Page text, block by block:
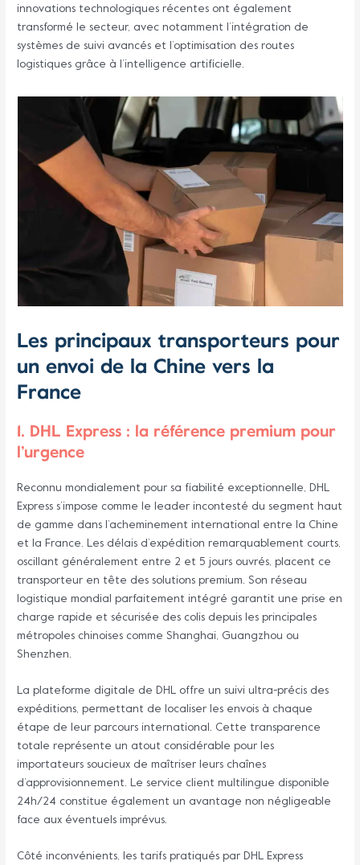
innovations technologiques récentes ont également
transformé le secteur, avec notamment l’intégration de
systèmes de suivi avancés et l’optimisation des routes
logistiques grâce à l’intelligence artificielle.
Les principaux transporteurs pour
un envoi de la Chine vers la
France
1. DHL Express : la référence premium pour
l’urgence
Reconnu mondialement pour sa fiabilité exceptionnelle, DHL
Express s’impose comme le leader incontesté du segment haut
de gamme dans l’acheminement international entre la Chine
et la France. Les délais d’expédition remarquablement courts,
oscillant généralement entre 2 et 5 jours ouvrés, placent ce
transporteur en tête des solutions premium. Son réseau
logistique mondial parfaitement intégré garantit une prise en
charge rapide et sécurisée des colis depuis les principales
métropoles chinoises comme Shanghai, Guangzhou ou
Shenzhen.
La plateforme digitale de DHL offre un suivi ultra-précis des
expéditions, permettant de localiser les envois à chaque
étape de leur parcours international. Cette transparence
totale représente un atout considérable pour les
importateurs soucieux de maîtriser leurs chaînes
d’approvisionnement. Le service client multilingue disponible
24h/24 constitue également un avantage non négligeable
face aux éventuels imprévus.
Côté inconvénients, les tarifs pratiqués par DHL Express